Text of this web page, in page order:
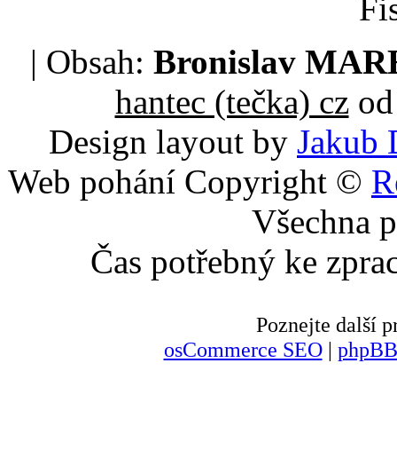
| Obsah: Bronislav
hantec (tečka) czod
Design layout by Jakub
Web pohání Copyright ©
Všechna
Čas potřebný ke
Poznejte další
osCommerce SEO|